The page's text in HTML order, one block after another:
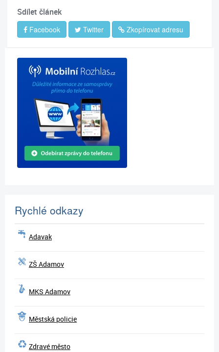
Sdílet článek
Facebook Twitter Zkopírovat adresu
Rychlé odkazy
Adavak
ZŠ Adamov
MKS Adamov
Městská policie
Zdravé město